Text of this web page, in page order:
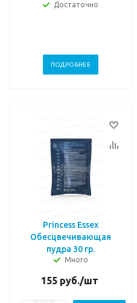
Достаточно
ПОДРОБНЕЕ
Princess Essex
Обесцвечивающая
пудра 30 гр.
Много
155руб./шт